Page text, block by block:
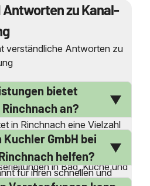
Antworten zu Kanal-
verständliche Antworten zu
bietet
an?
in Rinchnach eine Vielzahl
um die Kanal- und
gehören die professionelle
in Bad, Küche und
von Verstopfungen und
GmbH bei
helfen?
für ihren schnellen und